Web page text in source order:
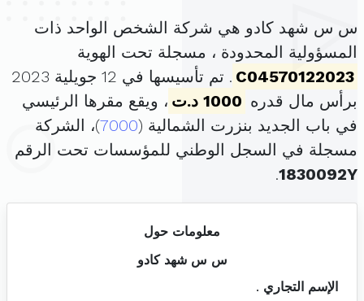
س س شهد كادو هي شركة الشخص الواحد ذات
المسؤولية المحدودة ، مسجلة تحت الهوية
C04570122023
. تم تأسيسها في 12 جويلية 2023
برأس مال قدره 1000 د.ت
، ويقع مقرها الرئيسي
في باب الجديد بنزرت الشمالية (7000)، الشركة
مسجلة في السجل الوطني للمؤسسات تحت الرقم
1830092Y
.
معلومات حول
س س شهد كادو
الإسم التجاري .